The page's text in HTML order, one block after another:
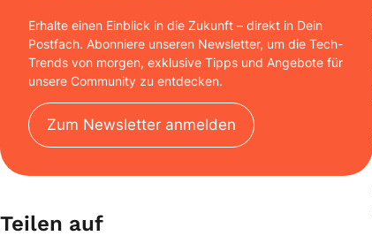
Erhalte einen Einblick in die Zukunft – direkt in Dein
Postfach. Abonniere unseren Newsletter, um die Tech-
Trends von morgen, exklusive Tipps und Angebote für
unsere Community zu entdecken.
Zum Newsletter anmelden
Teilen auf